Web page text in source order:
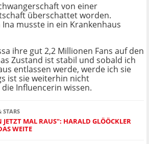
von einer
überschattet worden.
musste in ein Krankenhaus
ihre gut 2,2 Millionen Fans auf den
Zustand ist stabil und sobald ich
entlassen werde, werde ich sie
ist sie weiterhin nicht
Influencerin wissen.
STARS
MAL RAUS": HARALD GLÖÖCKLER
WEITE